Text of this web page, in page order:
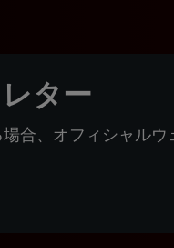
ター
合、オフィシャルウ